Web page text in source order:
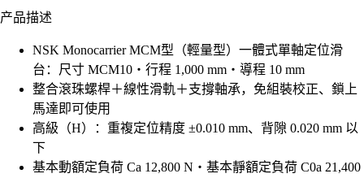
产品描述
NSK Monocarrier MCM型（輕量型）一體式單軸定位滑
台：尺寸 MCM10・行程 1,000 mm・導程 10 mm
整合滾珠螺桿＋線性滑軌＋支撐軸承，免組裝校正、鎖上
馬達即可使用
高級（H）：重複定位精度 ±0.010 mm、背隙 0.020 mm 以
下
基本動額定負荷 Ca 12,800 N・基本靜額定負荷 C0a 21,400